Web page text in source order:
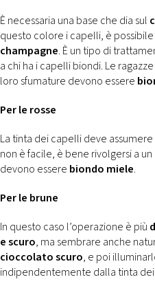
È necessaria una base che dia sul
questo colore i capelli, è
champagne. È un tipo di
a chi ha i capelli biondi. Le
loro sfumature devono essere
Per le rosse
La tinta dei capelli deve assumere
non è facile, è bene rivolgersi a un
devono essere biondo miele.
Per le brune
In questo caso l’operazione è più
e scuro, ma sembrare anche
cioccolato scuro, e poi
indipendentemente dalla tinta